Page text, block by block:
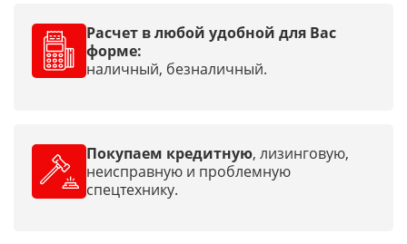
Расчет в любой удобной для Вас
форме:
наличный, безналичный.
Покупаем кредитную, лизинговую,
неисправную и проблемную
спецтехнику.